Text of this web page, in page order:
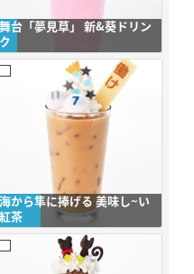
舞台「夢見草」 新&葵ドリン
ク
海から隼に捧げる 美味し~い
紅茶